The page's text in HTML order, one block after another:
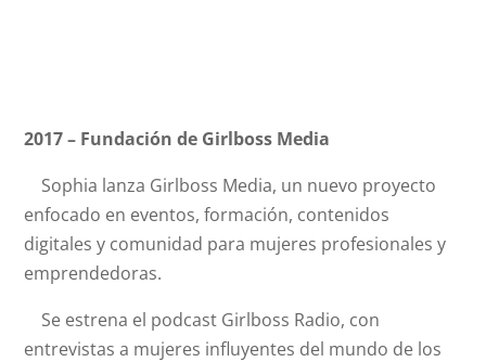
2017 – Fundación de Girlboss Media
Sophia lanza Girlboss Media, un nuevo proyecto
enfocado en eventos, formación, contenidos
digitales y comunidad para mujeres profesionales y
emprendedoras.
Se estrena el podcast Girlboss Radio, con
entrevistas a mujeres influyentes del mundo de los